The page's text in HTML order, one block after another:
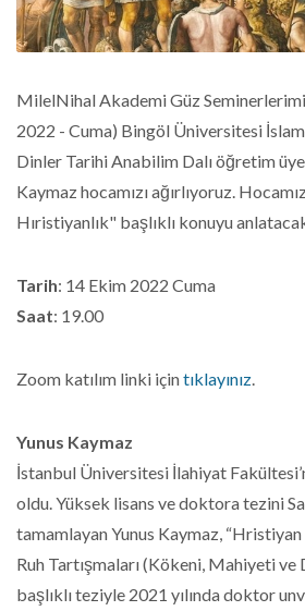
MilelNihal Akademi Güz
2022 - Cuma) Bingöl Üniversitesi
Dinler Tarihi Anabilim Dalı öğretim
Kaymaz hocamızı ağırlıyoruz.
Hıristiyanlık" başlıklı konuyu
Tarih: 14 Ekim 2022 Cuma
Saat: 19.00
Zoom katılım linki içintıklayınız.
Yunus Kaymaz
İstanbul Üniversitesi İlahiyat
oldu. Yüksek lisans ve doktora tezini
tamamlayan Yunus Kaymaz,
Ruh Tartışmaları (Kökeni, Mahiyeti ve
başlıklı teziyle 2021 yılında doktor